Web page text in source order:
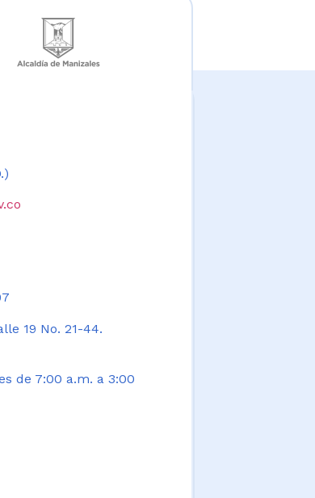
19 No. 21-44.
de 7:00 a.m. a 3:00